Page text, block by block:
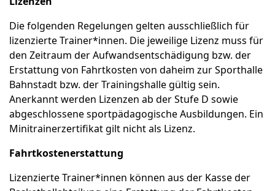
Die folgenden Regelungen gelten ausschließlich für
lizenzierte Trainer*innen. Die jeweilige Lizenz muss für
den Zeitraum der Aufwandsentschädigung bzw. der
Erstattung von Fahrtkosten von daheim zur Sporthalle
Bahnstadt bzw. der Trainingshalle gültig sein.
Anerkannt werden Lizenzen ab der Stufe D sowie
abgeschlossene sportpädagogische Ausbildungen. Ein
Minitrainerzertifikat gilt nicht als Lizenz.
Fahrtkostenerstattung
Lizenzierte Trainer*innen können aus der Kasse der